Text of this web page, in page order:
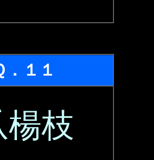
．１１
楊枝